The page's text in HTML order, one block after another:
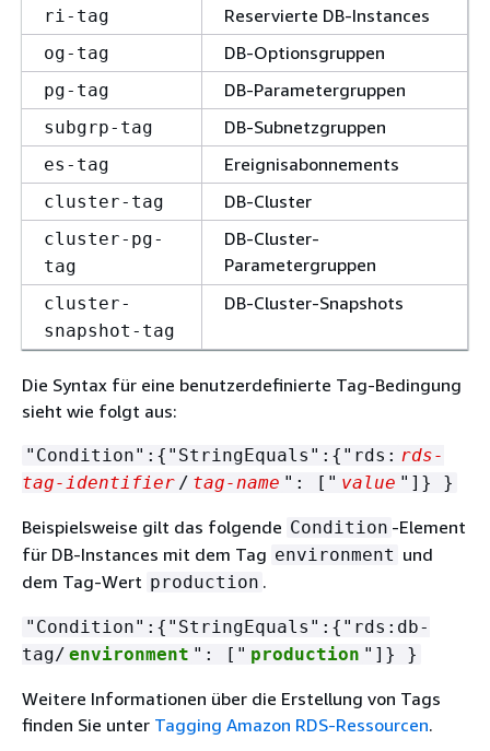
ri-tag Reservierte DB-Instances
og-tag DB-Optionsgruppen
pg-tag DB-Parametergruppen
subgrp-tag DB-Subnetzgruppen
es-tag Ereignisabonnements
cluster-tag DB-Cluster
cluster-pg-
tag
DB-Cluster-
Parametergruppen
cluster-
snapshot-tag
DB-Cluster-Snapshots
Die Syntax für eine benutzerdefinierte Tag-Bedingung
sieht wie folgt aus:
"Condition": { "StringEquals": { "rds: rds-
tag-identifier / tag-name ": [" value "]} }
Beispielsweise gilt das folgende Condition -Element
für DB-Instances mit dem Tag environment und
dem Tag-Wert production .
"Condition": { "StringEquals": { "rds:db-
tag/ environment ": [" production "]} }
Weitere Informationen über die Erstellung von Tags
finden Sie unter Tagging Amazon RDS-Ressourcen.